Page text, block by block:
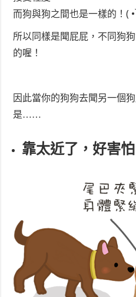
而狗與狗之間也是一樣的！(
所以同樣是聞屁屁，不同狗
的喔！
因此當你的狗狗去聞另一個
是……
靠太近了，好害